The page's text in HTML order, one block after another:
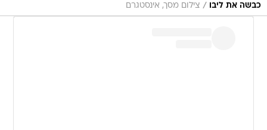
כבשה את ליבו / צילום מסך, אינסטגרם